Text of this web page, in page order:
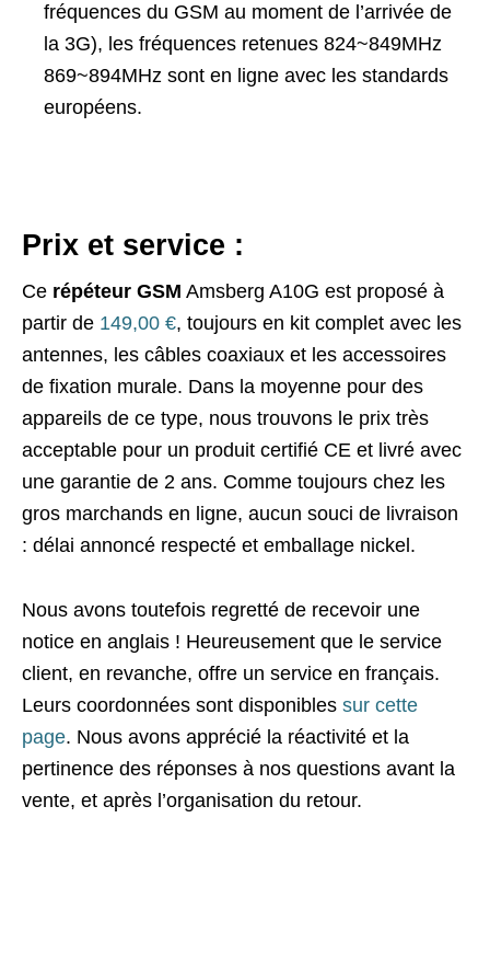
fréquences du GSM au moment de l’arrivée de
la 3G), les fréquences retenues 824~849MHz
869~894MHz sont en ligne avec les standards
européens.
Prix et service :
Ce répéteur GSM Amsberg A10G est proposé à
partir de 149,00 €, toujours en kit complet avec les
antennes, les câbles coaxiaux et les accessoires
de fixation murale. Dans la moyenne pour des
appareils de ce type, nous trouvons le prix très
acceptable pour un produit certifié CE et livré avec
une garantie de 2 ans. Comme toujours chez les
gros marchands en ligne, aucun souci de livraison
: délai annoncé respecté et emballage nickel.
Nous avons toutefois regretté de recevoir une
notice en anglais ! Heureusement que le service
client, en revanche, offre un service en français.
Leurs coordonnées sont disponibles sur cette
page. Nous avons apprécié la réactivité et la
pertinence des réponses à nos questions avant la
vente, et après l’organisation du retour.